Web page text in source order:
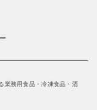
業務用食品・冷凍食品・酒